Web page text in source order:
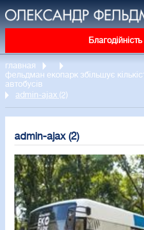
Благодійність
главная
фельдман екопарк збільшує
автобусів
admin-ajax (2)
admin-ajax (2)